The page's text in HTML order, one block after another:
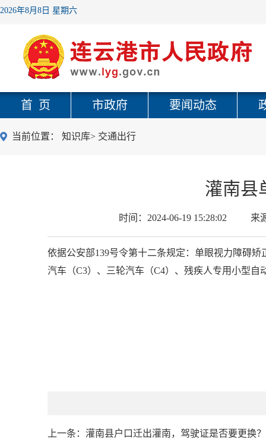
2026年8月8日 星期六
首 页 市政府 要闻动态
当前位置： 知识库> 交通出行
灌南县
时间： 2024-06-19 15:28:02 来
依据公安部139号令第十二条规定：单眼视力障碍
汽车（C3）、三轮汽车（C4）、残疾人专用小型
上一条： 灌南县户口迁出灌南，驾驶证是否要更换？